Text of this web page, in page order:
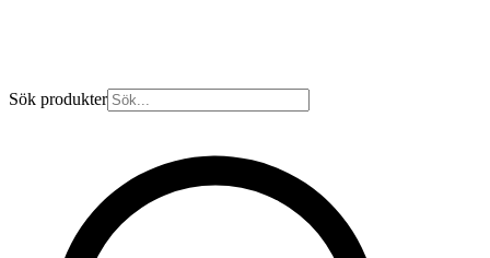
Sök produkter